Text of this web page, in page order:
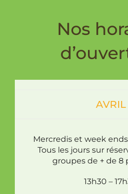
Nos
AVRIL
Mercredis et week
Tous les jours sur
groupes de + de 8
13h30 –